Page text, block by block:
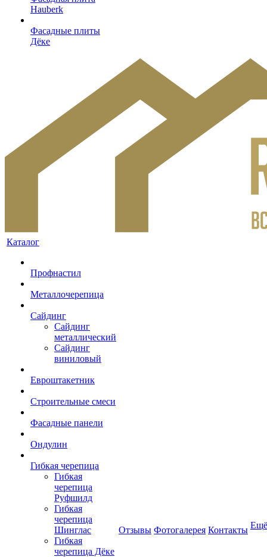
Hauberk
Фасадные плиты
Дёке
Каталог
Профнастил
Металлочерепица
Сайдинг
Сайдинг
металлический
Сайдинг
виниловый
Евроштакетник
Строительные смеси
Фасадные панели
Ондулин
Гибкая черепица
Гибкая
черепица
Руфшилд
Гибкая
черепица
Шинглас
Гибкая
черепица Дёке
Отзывы Фотогалерея Контакты Ещё